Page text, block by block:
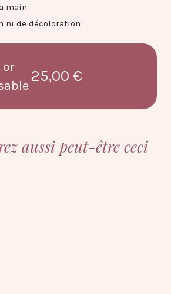
main
ni de décoloration
or
25,00 €
aussi peut-être ceci